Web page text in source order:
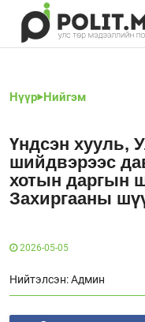
Нүүр Нийгэм
Үндсэн хууль,
шийдвэрээс
хотын даргын
Захиргааны
2026-05-05
Нийтэлсэн: Админ